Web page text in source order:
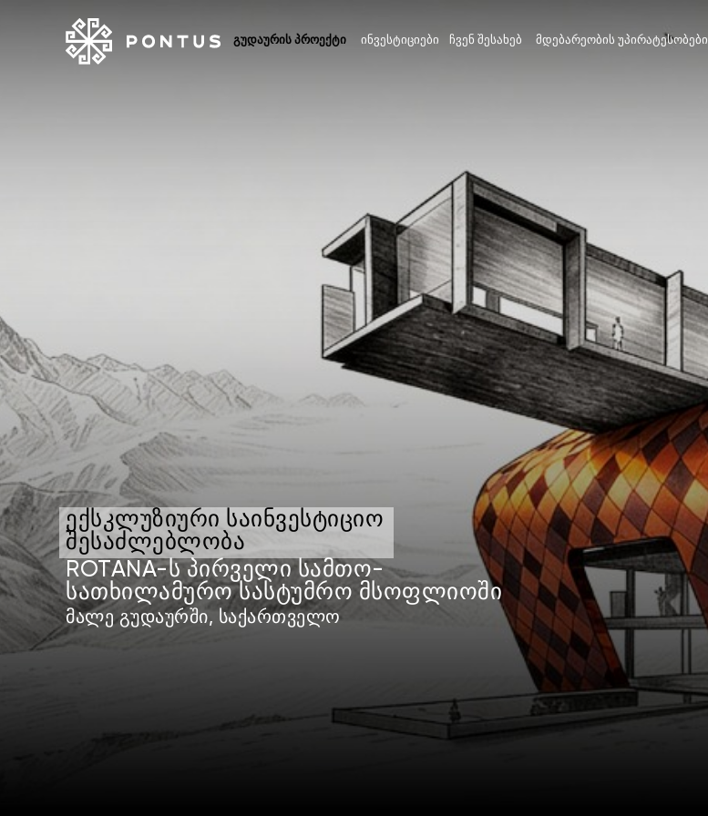
ᲒᲣᲓᲐᲣᲠᲘᲡ ᲞᲠᲝᲔᲥᲢᲘ ᲘᲜᲕᲔᲡᲢᲘᲪᲘᲔᲑᲘ ᲩᲕᲔᲜ ᲨᲔᲡᲐᲮᲔᲑ ᲛᲓᲔᲑᲐᲠᲔᲝᲑᲘᲡ ᲣᲞᲘᲠᲐᲢᲔᲡᲝᲑᲔᲑᲘ
ᲛᲐᲚᲔ ᲒᲣᲓᲐᲣᲠᲨᲘ, ᲡᲐᲥᲐᲠᲗᲕᲔᲚᲝ
ROTANA-Ს ᲞᲘᲠᲕᲔᲚᲘ ᲡᲐᲛᲗᲝ-
ᲡᲐᲗᲮᲘᲚᲐᲛᲣᲠᲝ ᲡᲐᲡᲢᲣᲛᲠᲝ ᲛᲡᲝᲤᲚᲘᲝᲨᲘ
ᲔᲥᲡᲙᲚᲣᲖᲘᲣᲠᲘ ᲡᲐᲘᲜᲕᲔᲡᲢᲘᲪᲘᲝ
ᲨᲔᲡᲐᲫᲚᲔᲑᲚᲝᲑᲐ